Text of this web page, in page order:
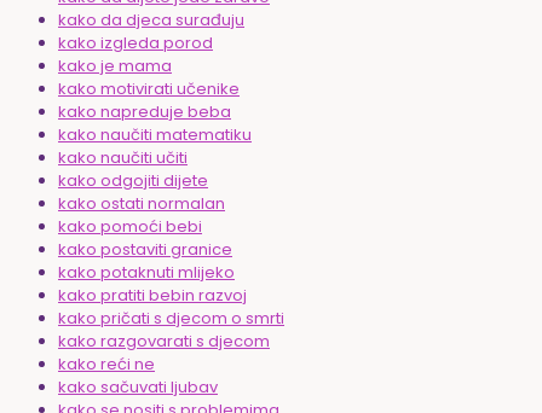
kako da djeca surađuju
kako izgleda porod
kako je mama
kako motivirati učenike
kako napreduje beba
kako naučiti matematiku
kako naučiti učiti
kako odgojiti dijete
kako ostati normalan
kako pomoći bebi
kako postaviti granice
kako potaknuti mlijeko
kako pratiti bebin razvoj
kako pričati s djecom o smrti
kako razgovarati s djecom
kako reći ne
kako sačuvati ljubav